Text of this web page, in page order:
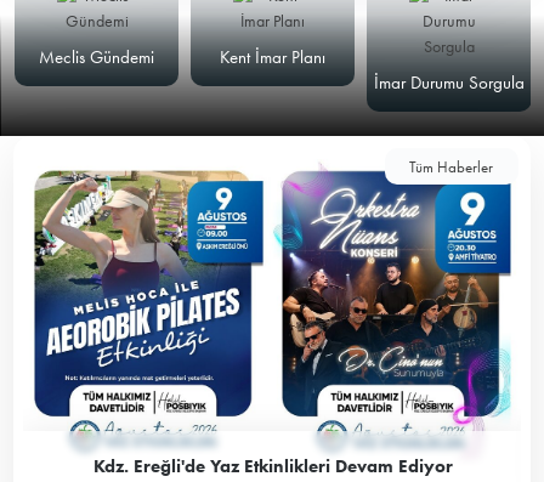
Meclis Gündemi
Kent İmar Planı
İmar Durumu Sorgula
Tüm Haberler
Kdz. Ereğli'de Yaz Etkinlikleri Devam Ediyor